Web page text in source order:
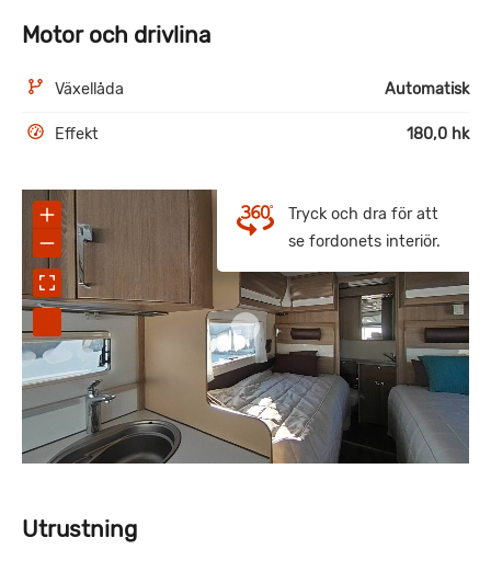
Motor och drivlina
Växellåda Automatisk
Effekt 180,0 hk
Tryck och dra för att
se fordonets interiör.
Utrustning